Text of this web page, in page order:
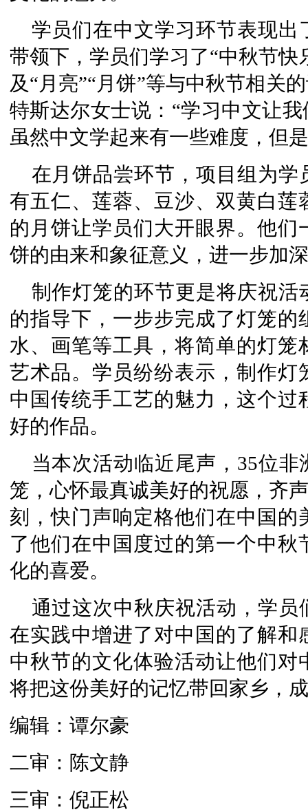
学员们在中文学习环节表现
带领下，学员们学习了“中秋节快
及“月亮”“月饼”等与中秋节相关
特斯达尔女士说：“学习中文让
虽然中文学起来有一些难度，但
在月饼品尝环节，项目组为
有五仁、莲蓉、豆沙、双黄白
的月饼让学员们大开眼界。他
饼的由来和象征意义，进一步加
制作灯笼的环节更是将庆祝
的指导下，一步步完成了灯笼
水、画笔等工具，将简单的灯
艺术品。学员纷纷表示，制作
中国传统手工艺的魅力，这个
好的作品。
当本次活动临近尾声，35位
笼，心怀最真诚美好的祝愿，齐
刻，快门声响定格他们在中国
了他们在中国度过的第一个中
化的喜爱。
通过这次中秋庆祝活动，学
在实践中增进了对中国的了解
中秋节的文化体验活动让他们
将把这份美好的记忆带回家乡，
编辑：谭尔豪
二审：陈文静
三审：倪正松